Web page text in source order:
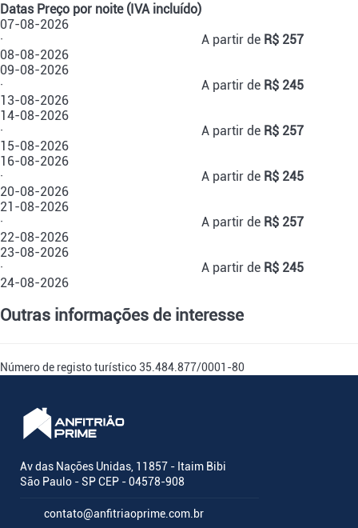
Datas Preço por noite (IVA incluído)
07-08-2026
·
08-08-2026
A partir de R$ 257
09-08-2026
·
13-08-2026
A partir de R$ 245
14-08-2026
·
15-08-2026
A partir de R$ 257
16-08-2026
·
20-08-2026
A partir de R$ 245
21-08-2026
·
22-08-2026
A partir de R$ 257
23-08-2026
·
24-08-2026
A partir de R$ 245
Outras informações de interesse
Número de registo turístico 35.484.877/0001-80
Av das Nações Unidas, 11857 - Itaim Bibi
São Paulo - SP CEP - 04578-908
contato@anfitriaoprime.com.br